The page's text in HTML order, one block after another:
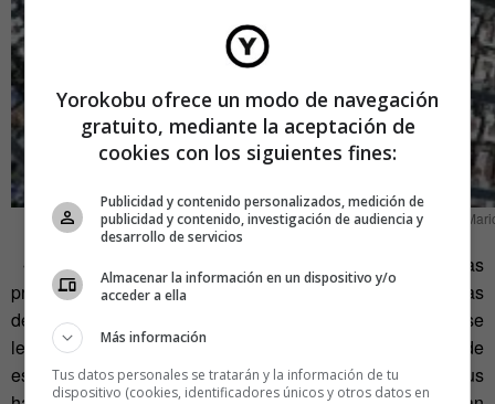
«Los espacios construidos siempre han expresado las
prioridades materiales y políticas de una sociedad». Muchas
de estas comunidades desafían los entornos donde se
levantan, por ejemplo, zonas de alto riesgo de incendio o de
escasez de agua y aun así no solo proporcionan a sus
Yorokobu ofrece un modo de navegación
gratuito, mediante la aceptación de
cookies con los siguientes fines:
Publicidad y contenido personalizados, medición de
publicidad y contenido, investigación de audiencia y
desarrollo de servicios
Almacenar la información en un dispositivo y/o
acceder a ella
Más información
Tus datos personales se tratarán y la información de tu
dispositivo (cookies, identificadores únicos y otros datos en